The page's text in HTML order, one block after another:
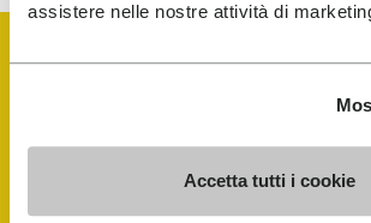
assistere nelle nostre attività di
Accetta tutti i cookie